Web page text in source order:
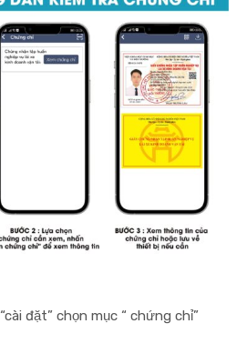
đặt” chọn mục “ chứng chỉ”